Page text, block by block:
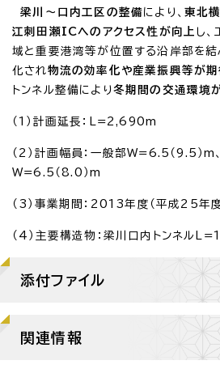
梁川～口内工区の整備により、東北
江刺田瀬ICへのアクセス性が向上 し
域と重要港湾等が位置する沿岸部を結
化され物流の効率化や産業振興等が期
トンネル整備により冬期間の交通環境
（1）計画延長：L=2,690m
（2）計画幅員：一般部W=6.5（9.5）m
W=6.5（8.0）m
（3）事業期間：2013年度（平成25年
（4）主要構造物：梁川口内トンネル
添付ファイル
関連情報